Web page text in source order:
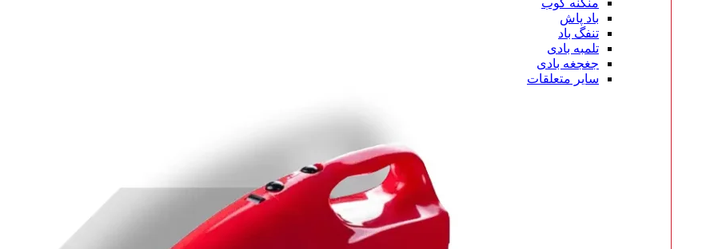
منگنه کوب
باد پاش
تنفگ باد
تلمبه بادی
جغجغه بادی
سایر متعلقات